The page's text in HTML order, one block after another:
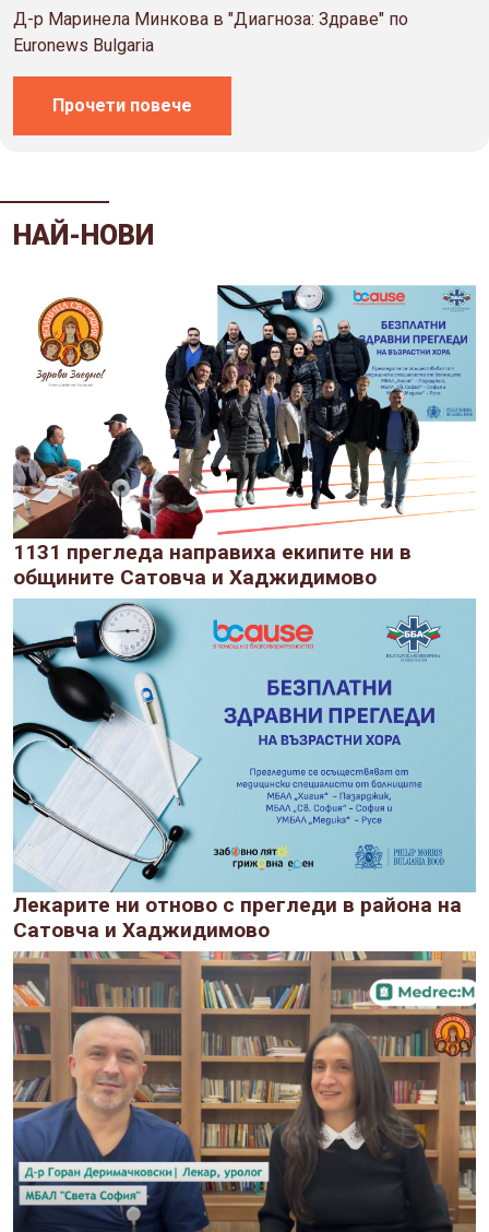
Д-р Маринела Минкова в "Диагноза: Здраве" по
Euronews Bulgaria
Прочети повече
НАЙ-НОВИ
1131 прегледа направиха екипите ни в
общините Сатовча и Хаджидимово
Лекарите ни отново с прегледи в района на
Сатовча и Хаджидимово